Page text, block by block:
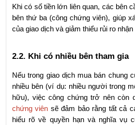
Khi có số tiền lớn liên quan, các bên
bên thứ ba (công chứng viên), giúp
của giao dịch và giảm thiểu rủi ro
2.2. Khi có nhiều bên tham gia
Nếu trong giao dịch mua bán chung
nhiều bên (ví dụ: nhiều người trong
hữu), việc công chứng trở nên còn
chứng viên sẽ đảm bảo rằng tất cả
hiểu rõ về quyền hạn và nghĩa vụ